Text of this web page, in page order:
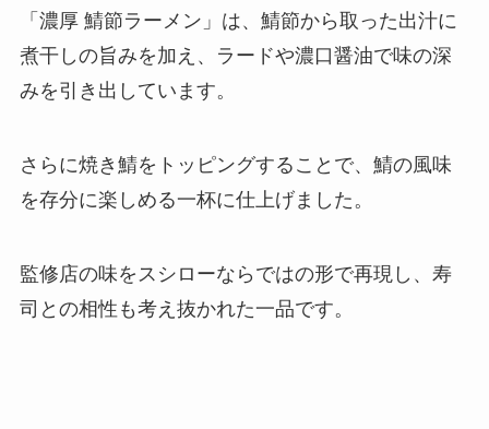
「濃厚 鯖節ラーメン」は、鯖節から取った出汁に
煮干しの旨みを加え、ラードや濃口醤油で味の深
みを引き出しています。
さらに焼き鯖をトッピングすることで、鯖の風味
を存分に楽しめる一杯に仕上げました。
監修店の味をスシローならではの形で再現し、寿
司との相性も考え抜かれた一品です。